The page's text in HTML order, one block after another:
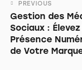
PREVIOUS
Gestion des
Sociaux : Élevez
Présence
de Votre